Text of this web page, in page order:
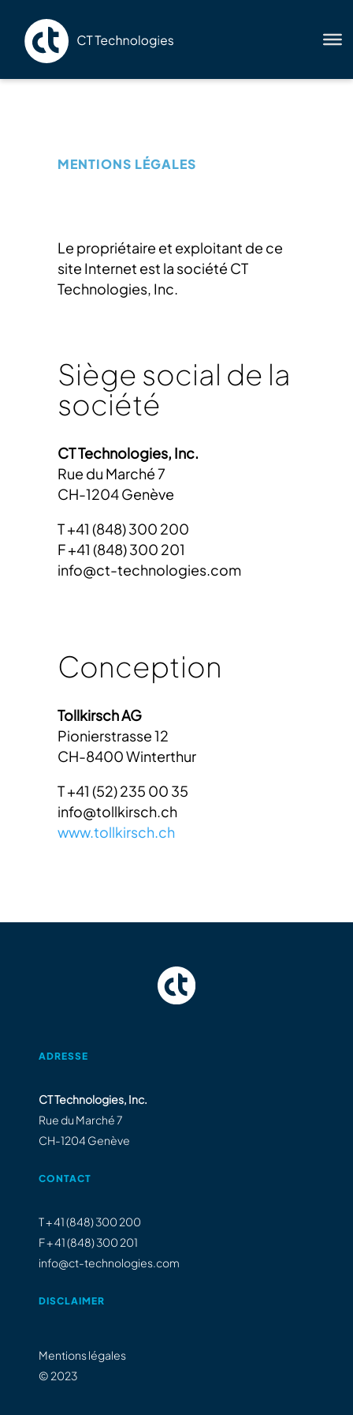
MENTIONS LÉGALES
Le propriétaire et exploitant de ce
site Internet est la société CT
Technologies, Inc.
Siège social de la
société
CT Technologies, Inc.
Rue du Marché 7
CH-1204 Genève
T +41 (848) 300 200
F +41 (848) 300 201
info@ct-technologies.com
Conception
Tollkirsch AG
Pionierstrasse 12
CH-8400 Winterthur
T +41 (52) 235 00 35
info@tollkirsch.ch
www.tollkirsch.ch
ADRESSE
CT Technologies, Inc.
Rue du Marché 7
CH-1204 Genève
CONTACT
T + 41 (848) 300 200
F + 41 (848) 300 201
info@ct-technologies.com
DISCLAIMER
Mentions légales
© 2023